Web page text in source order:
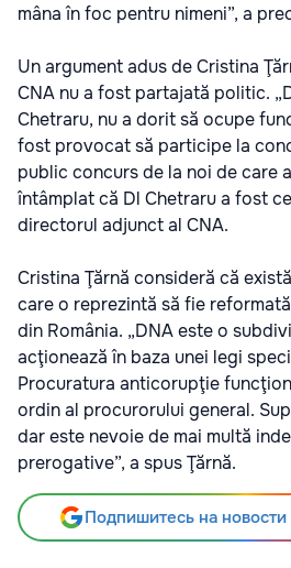
mâna în foc pentru nimeni”, a
Un argument adus de Cristina
CNA nu a fost partajată politic.
Chetraru, nu a dorit să ocupe
fost provocat să participe la
public concurs de la noi de care
întâmplat că Dl Chetraru a fost
directorul adjunct al CNA.
Cristina Ţărnă consideră că
care o reprezintă să fie
din România. „DNA este o
acţionează în baza unei legi
Procuratura anticorupţie
ordin al procurorului general.
dar este nevoie de mai multă
prerogative”, a spus Ţărnă.
Подпишитесь на